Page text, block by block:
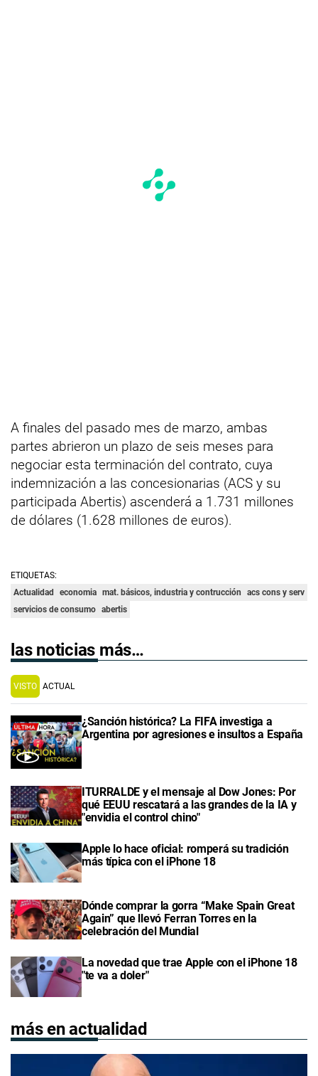
A finales del pasado mes de marzo, ambas
partes abrieron un plazo de seis meses para
negociar esta terminación del contrato, cuya
indemnización a las concesionarias (ACS y su
participada Abertis) ascenderá a 1.731 millones
de dólares (1.628 millones de euros).
ETIQUETAS:
Actualidad
economia mat. básicos, industria y contrucción
acs cons y serv
servicios de consumo abertis
las noticias más…
VISTO ACTUAL
¿Sanción histórica? La FIFA investiga a
Argentina por agresiones e insultos a España
ITURRALDE y el mensaje al Dow Jones: Por
qué EEUU rescatará a las grandes de la IA y
"envidia el control chino"
Apple lo hace oficial: romperá su tradición
más típica con el iPhone 18
Dónde comprar la gorra “Make Spain Great
Again” que llevó Ferran Torres en la
celebración del Mundial
La novedad que trae Apple con el iPhone 18
"te va a doler"
más en actualidad